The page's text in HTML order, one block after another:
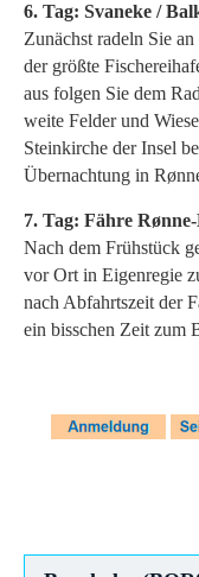
6. Tag: Svaneke /
Zunächst radeln Sie
der größte
aus folgen Sie dem
weite Felder und
Steinkirche der Insel
Übernachtung in
7. Tag: Fähre
Nach dem Frühstück
vor Ort in Eigenregie
nach Abfahrtszeit der
ein bisschen Zeit zum